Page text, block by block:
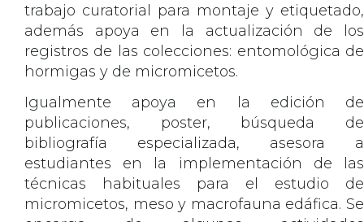
trabajo curatorial para montaje y etiquetado,
además apoya en la actualización de los
registros de las colecciones: entomológica de
hormigas y de micromicetos.
Igualmente apoya en la edición de
publicaciones, poster, búsqueda de
bibliografía especializada, asesora a
estudiantes en la implementación de las
técnicas habituales para el estudio de
micromicetos, meso y macrofauna edáfica. Se